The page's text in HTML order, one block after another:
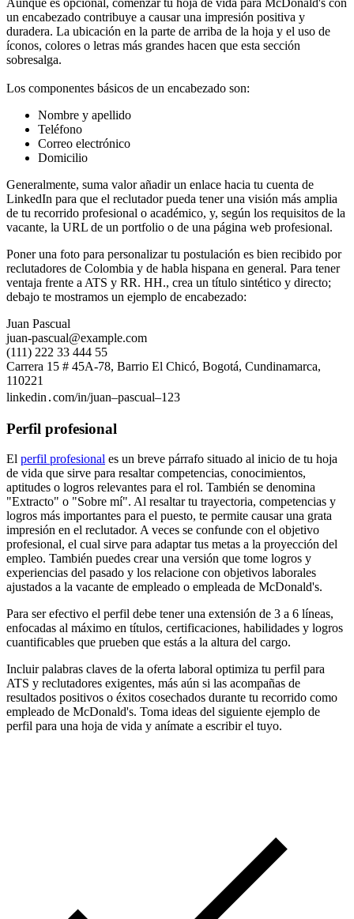
un encabezado contribuye a causar una impresión positiva y
duradera. La ubicación en la parte de arriba de la hoja y el uso de
íconos, colores o letras más grandes hacen que esta sección
sobresalga.
Los componentes básicos de un encabezado son:
Nombre y apellido
Teléfono
Correo electrónico
Domicilio
Generalmente, suma valor añadir un enlace hacia tu cuenta de
LinkedIn para que el reclutador pueda tener una visión más amplia
de tu recorrido profesional o académico, y, según los requisitos de la
vacante, la URL de un portfolio o de una página web profesional.
Poner una foto para personalizar tu postulación es bien recibido por
reclutadores de Colombia y de habla hispana en general. Para tener
ventaja frente a ATS y RR. HH., crea un título sintético y directo;
debajo te mostramos un ejemplo de encabezado:
Juan Pascual
juan-pascual@example.com
(111) 222 33 444 55
Carrera 15 # 45A-78, Barrio El Chicó, Bogotá, Cundinamarca,
110221
linkedin․com/in/juan–pascual–123
Perfil profesional
El perfil profesional es un breve párrafo situado al inicio de tu hoja
de vida que sirve para resaltar competencias, conocimientos,
aptitudes o logros relevantes para el rol. También se denomina
"Extracto" o "Sobre mí". Al resaltar tu trayectoria, competencias y
logros más importantes para el puesto, te permite causar una grata
impresión en el reclutador. A veces se confunde con el objetivo
profesional, el cual sirve para adaptar tus metas a la proyección del
empleo. También puedes crear una versión que tome logros y
experiencias del pasado y los relacione con objetivos laborales
ajustados a la vacante de empleado o empleada de McDonald's.
Para ser efectivo el perfil debe tener una extensión de 3 a 6 líneas,
enfocadas al máximo en títulos, certificaciones, habilidades y logros
cuantificables que prueben que estás a la altura del cargo.
Incluir palabras claves de la oferta laboral optimiza tu perfil para
ATS y reclutadores exigentes, más aún si las acompañas de
resultados positivos o éxitos cosechados durante tu recorrido como
empleado de McDonald's. Toma ideas del siguiente ejemplo de
perfil para una hoja de vida y anímate a escribir el tuyo.